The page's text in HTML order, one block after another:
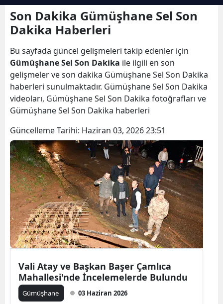
Bilecik
Bitlis
Bolu
Burdur
Bursa
Çanakkale
Çankırı
Çorum
Denizli
Diyarbakır
Edirne
Erzincan
Erzurum
Son Dakika Gümüşhane Sel Son
Dakika Haberleri
Bu sayfada güncel gelişmeleri takip edenler için
Gümüşhane Sel Son Dakika ile ilgili en son
gelişmeler ve son dakika Gümüşhane Sel Son Dakika
haberleri sunulmaktadır. Gümüşhane Sel Son Dakika
videoları, Gümüşhane Sel Son Dakika fotoğrafları ve
Gümüşhane Sel Son Dakika haberleri
Güncelleme Tarihi: Haziran 03, 2026 23:51
Vali Atay ve Başkan Başer Çamlıca
Mahallesi'nde İncelemelerde Bulundu
Gümüşhane 03 Haziran 2026